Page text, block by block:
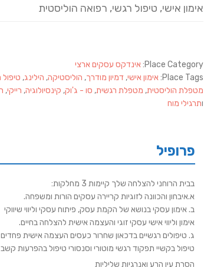
אימון אישי, טיפול רגשי, רפואה הוליסטית
Place Category: אינדקס עסקים ארצי
Place Tags: אימון אישי, דמיון מודרך, הוליסטיקה, הילינג, טיפול
מטפלת הוליסטית, מטפלת רגשית, סו - ג'וק, קינסיולוגיה, רייקי,
ותרגילי מוח
פרופיל
בבית הרוחני להצלחה שלך קיימות 3 מחלקות:
א.איבחון והכוונה לזוגיות קריירה עסקים הורות ומשפחה.
ב. אימון עסקי בנושא של הקמת עסק, פיתוח עסקי וליווי שיווקי
אימון וליווי אישי עסקי זוגי והעצמה אישית להצלחה בחיים.
ג. טיפולים רגשיים בדכאון שחרור כעסים העצמה אישית
טיפול בקשיי תפקוד רגשי מוטורי וסנסורי טיפול בהפרעות קשב
הסרת עין הרע ואנרגיות שליליות